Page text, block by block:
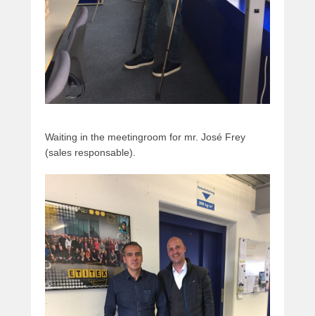
Waiting in the meetingroom for mr. José Frey
(sales responsable).